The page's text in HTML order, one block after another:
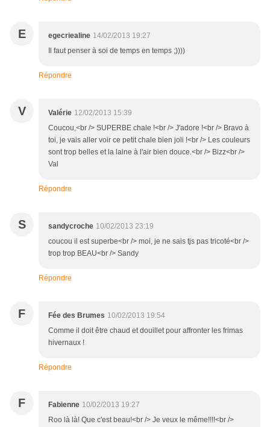
E egecriealine 14/02/2013 19:27
Il faut penser à soi de temps en temps ;))))
Répondre
V Valérie 12/02/2013 15:39
Coucou,<br /> SUPERBE chale !<br /> J'adore !<br /> Bravo à
toi, je vais aller voir ce petit chale bien joli !<br /> Les couleurs
sont trop belles et la laine à l'air bien douce.<br /> Bizz<br />
Val
Répondre
S sandycroche 10/02/2013 23:19
coucou il est superbe<br /> moi, je ne sais tjs pas tricoté<br />
trop trop BEAU<br /> Sandy
Répondre
F Fée des Brumes 10/02/2013 19:54
Comme il doit être chaud et douillet pour affronter les frimas
hivernaux !
Répondre
F Fabienne 10/02/2013 19:27
Roo là là! Que c'est beau!<br /> Je veux le même!!!!<br />